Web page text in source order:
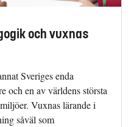
och vuxnas
Sveriges enda
och en av världens största
Vuxnas lärande i
såväl som